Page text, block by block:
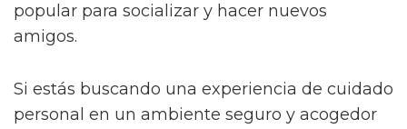
popular para socializar y hacer nuevos
amigos.
Si estás buscando una experiencia de cuidado
personal en un ambiente seguro y acogedor